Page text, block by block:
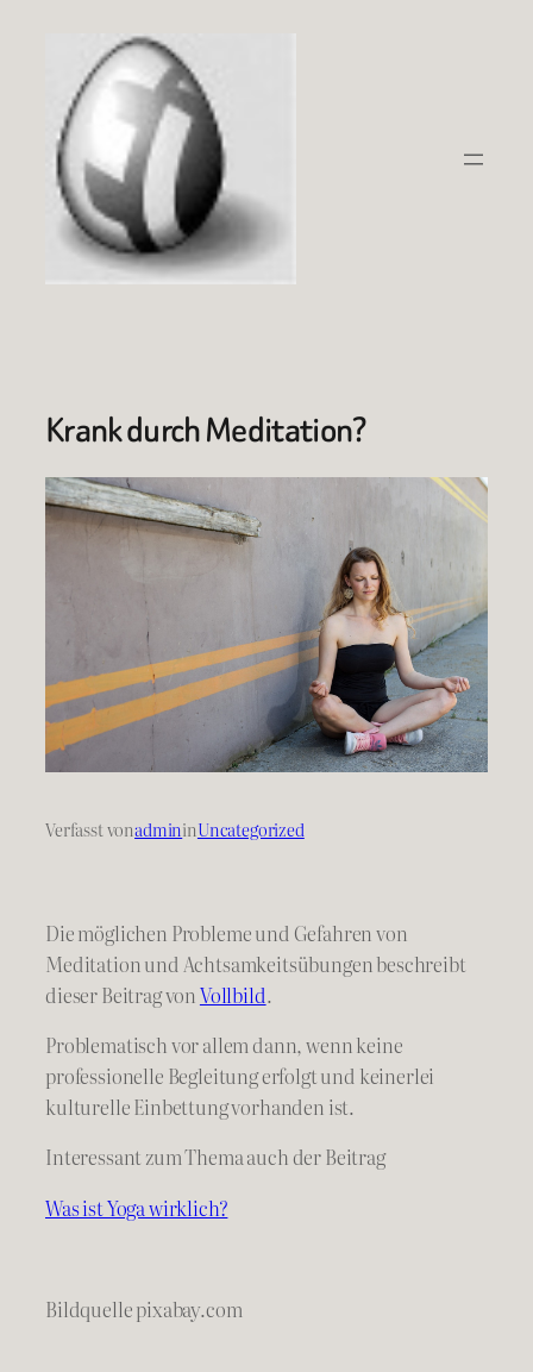
springen
Krank durch Meditation?
Verfasst vonadmininUncategorized
Die möglichen Probleme und Gefahren von
Meditation und Achtsamkeitsübungen beschreibt
dieser Beitrag von Vollbild.
Problematisch vor allem dann, wenn keine
professionelle Begleitung erfolgt und keinerlei
kulturelle Einbettung vorhanden ist.
Interessant zum Thema auch der Beitrag
Was ist Yoga wirklich?
Bildquelle pixabay.com